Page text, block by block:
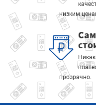
низким
прозрачно.